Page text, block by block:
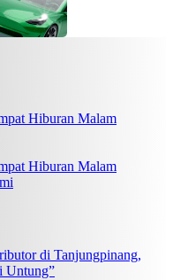
Hiburan Malam
di Tanjungpinang,
Untung”